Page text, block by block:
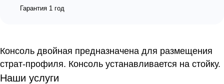
Гарантия 1 год
Консоль двойная предназначена для размещения
страт-профиля. Консоль устанавливается на стойку.
Наши услуги